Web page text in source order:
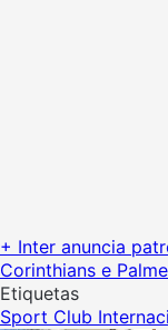
+ Inter anuncia
Corinthians e
Etiquetas
Sport Club